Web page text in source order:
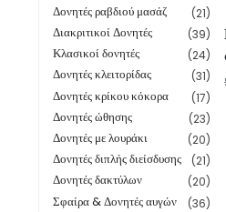
Δονητές ραβδιού μασάζ (21)
Διακριτικοί Δονητές (39)
Κλασικοί δονητές (24)
Δονητές κλειτορίδας (31)
Δονητές κρίκου κόκορα (17)
Δονητές ώθησης (23)
Δονητές με λουράκι (20)
Δονητές διπλής διείσδυσης (21)
Δονητές δακτύλων (20)
Σφαίρα & Δονητές αυγών (36)